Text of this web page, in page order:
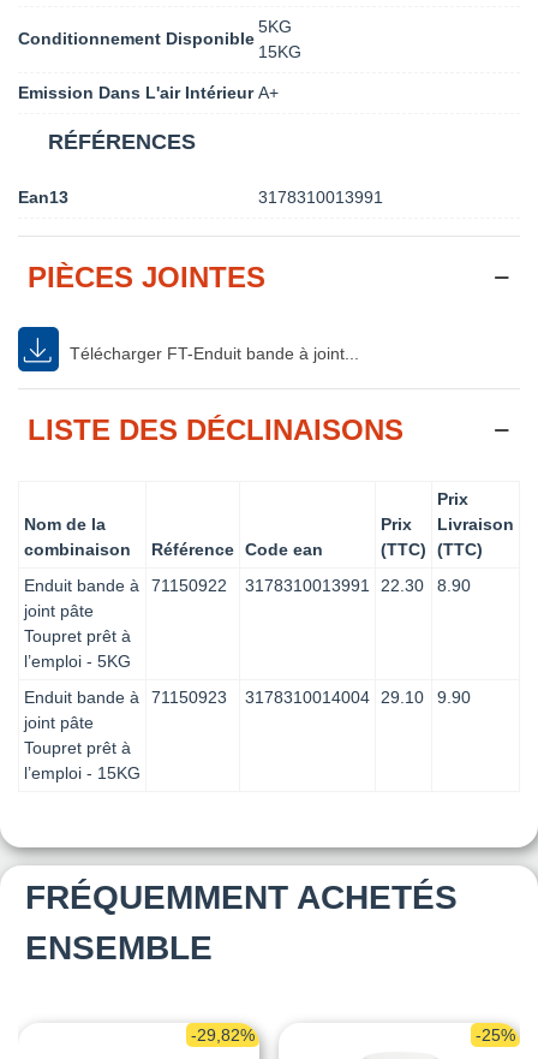
Conditionnement Disponible
5KG
15KG
Emission Dans L'air Intérieur A+
RÉFÉRENCES
Ean13 3178310013991
PIÈCES JOINTES
Télécharger FT-Enduit bande à joint...
LISTE DES DÉCLINAISONS
Nom de la
combinaison
Référence Code ean
Prix
(TTC)
Prix
Livraison
(TTC)
Enduit bande à
joint pâte
Toupret prêt à
l’emploi - 5KG
71150922 3178310013991 22.30 8.90
Enduit bande à
joint pâte
Toupret prêt à
l’emploi - 15KG
71150923 3178310014004 29.10 9.90
FRÉQUEMMENT ACHETÉS
ENSEMBLE
-29,82% -25%